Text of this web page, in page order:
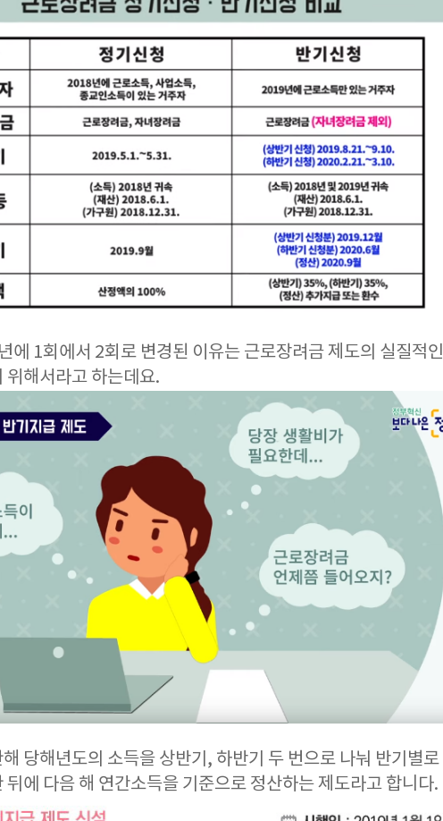
에 1회에서 2회로 변경된 이유는 근로장려금 제도의 실질적인
위해서라고 하는데요.
당해년도의 소득을 상반기, 하반기 두 번으로 나눠 반기별로
뒤에 다음 해 연간소득을 기준으로 정산하는 제도라고 합니다.